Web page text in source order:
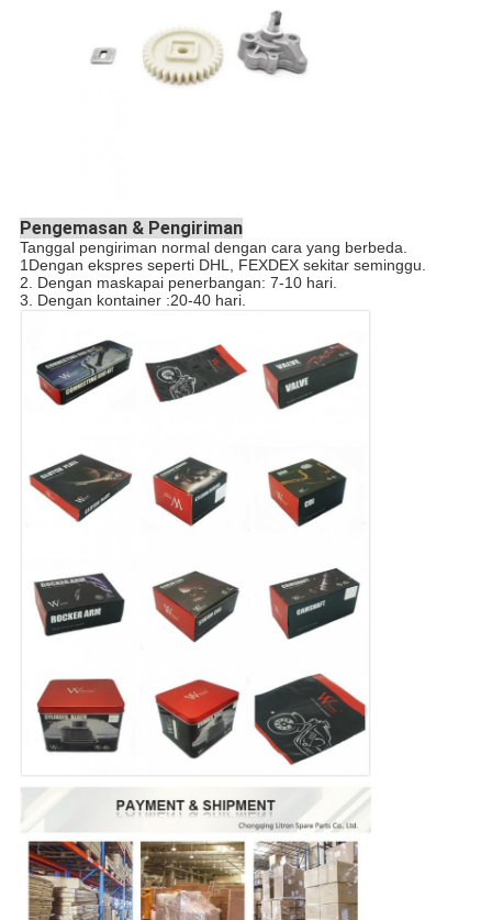
Pengemasan & Pengiriman
Tanggal pengiriman normal dengan cara yang berbeda.
1Dengan ekspres seperti DHL, FEXDEX sekitar seminggu.
2. Dengan maskapai penerbangan: 7-10 hari.
3. Dengan kontainer :20-40 hari.